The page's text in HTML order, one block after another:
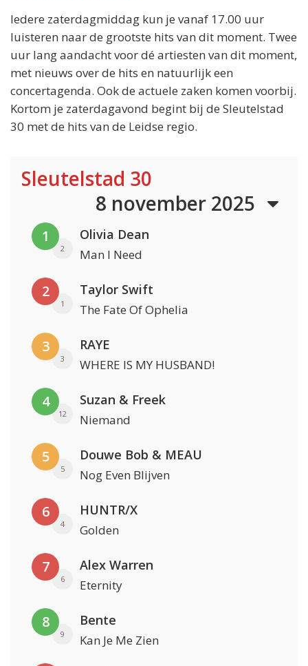
Iedere zaterdagmiddag kun je vanaf 17.00 uur
luisteren naar de grootste hits van dit moment. Twee
uur lang aandacht voor dé artiesten van dit moment,
met nieuws over de hits en natuurlijk een
concertagenda. Ook de actuele zaken komen voorbij.
Kortom je zaterdagavond begint bij de Sleutelstad
30 met de hits van de Leidse regio.
Sleutelstad 30
8 november 2025
1
2
Olivia Dean
Man I Need
2
1
Taylor Swift
The Fate Of Ophelia
3
3
RAYE
WHERE IS MY HUSBAND!
4
12
Suzan & Freek
Niemand
5
5
Douwe Bob & MEAU
Nog Even Blijven
6
4
HUNTR/X
Golden
7
6
Alex Warren
Eternity
8
9
Bente
Kan Je Me Zien